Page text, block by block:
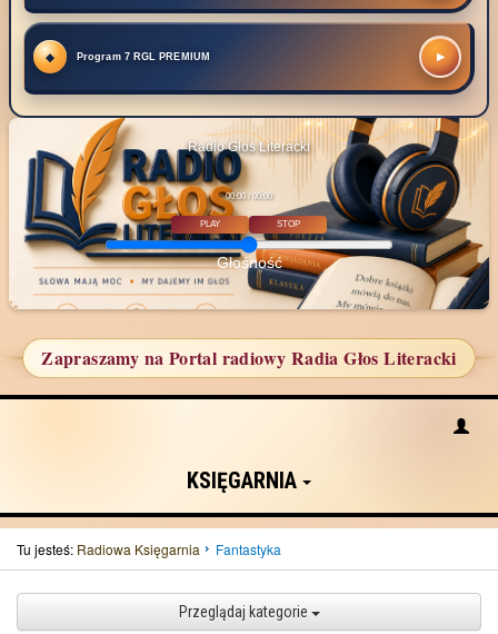
Program 7 RGL PREMIUM ▶
Radio Głos Literacki
00:00 / 00:00
PLAY STOP
Głośność
Zapraszamy na Portal radiowy Radia Głos Literacki
KSIĘGARNIA
Tu jesteś: Radiowa Księgarnia Fantastyka
Przeglądaj kategorie